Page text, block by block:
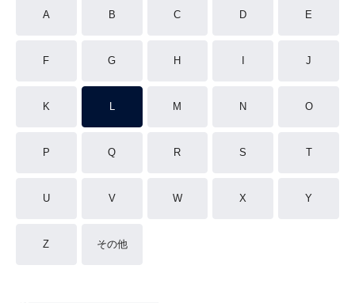
A B C D E
F G H J
K L M N O
P Q R S T
U V W X Y
Z その他